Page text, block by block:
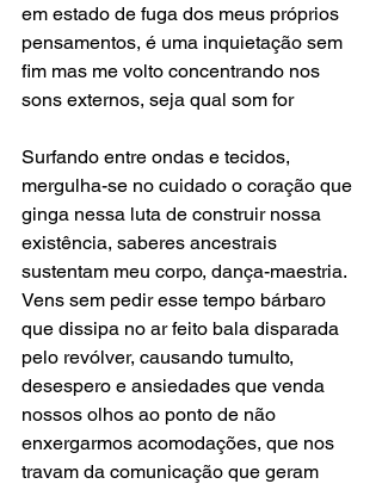
em estado de fuga dos meus próprios
pensamentos, é uma inquietação sem
fim mas me volto concentrando nos
sons externos, seja qual som for
Surfando entre ondas e tecidos,
mergulha-se no cuidado o coração que
ginga nessa luta de construir nossa
existência, saberes ancestrais
sustentam meu corpo, dança-maestria.
Vens sem pedir esse tempo bárbaro
que dissipa no ar feito bala disparada
pelo revólver, causando tumulto,
desespero e ansiedades que venda
nossos olhos ao ponto de não
enxergarmos acomodações, que nos
travam da comunicação que geram